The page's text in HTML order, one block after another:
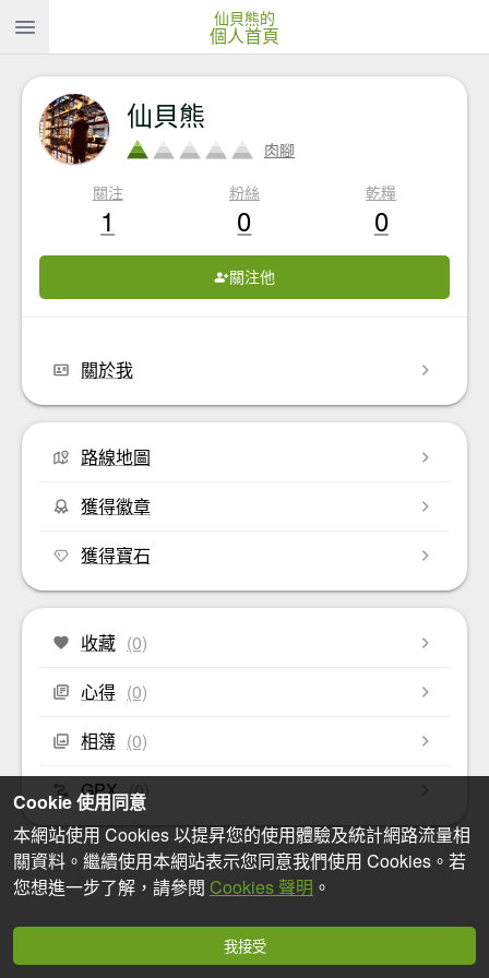
仙貝熊的
個人首頁
仙貝熊
肉腳
關注
1
粉絲
0
乾糧
0
關注他
關於我
路線地圖
獲得徽章
獲得寶石
收藏 (0)
心得 (0)
相簿 (0)
GPX (0)
Cookie 使用同意
本網站使用 Cookies 以提昇您的使用體驗及統計網路流量相
關資料。繼續使用本網站表示您同意我們使用 Cookies。若
您想進一步了解，請參閱 Cookies 聲明 。
我接受